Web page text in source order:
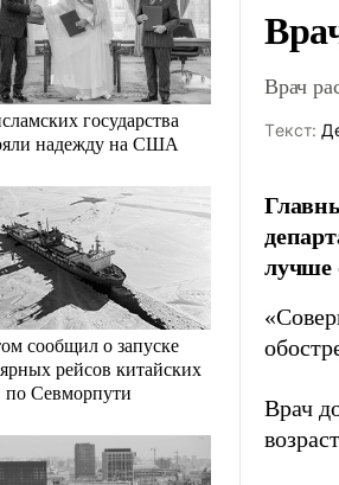
государства
надежду на США
сообщил о запуске
рейсов китайских
по Севморпути
Врач
Tекст:
лучше
Врач